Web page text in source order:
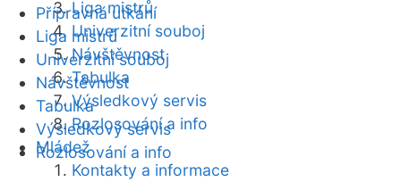
Liga mistrů
Univerzitní souboj
Návštěvnost
Tabulka
Výsledkový servis
Rozlosování a info
Mládež
Kontakty a informace
Přípravná utkání
Liga mistrů
Univerzitní souboj
Návštěvnost
Tabulka
Výsledkový servis
Rozlosování a info